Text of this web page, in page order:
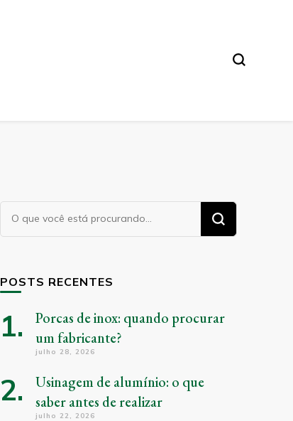
Procurando
algo?
POSTS RECENTES
Porcas de inox: quando procurar
um fabricante?
julho 28, 2026
Usinagem de alumínio: o que
saber antes de realizar
julho 22, 2026